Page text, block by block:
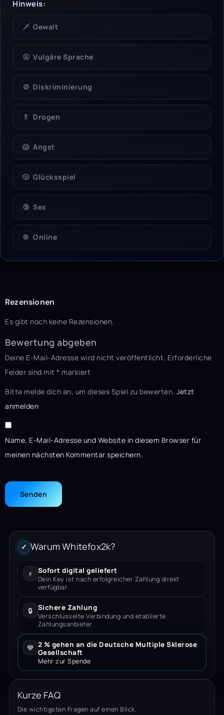
Hinweis:
🗡️ Gewalt
🤬 Vulgäre Sprache
🚫 Diskriminierung
💊 Drogen
😱 Angst
🎲 Glücksspiel
🔞 Sex
🌐 Online
Rezensionen
Es gibt noch keine Rezensionen.
Bewertung abgeben
Deine E-Mail-Adresse wird nicht veröffentlicht. Erforderliche
Felder sind mit * markiert
Bitte melde dich an, um dieses Spiel zu bewerten. Jetzt
anmelden
Name, E-Mail-Adresse und Website in diesem Browser für
meinen nächsten Kommentar speichern.
✓ Warum Whitefox2k?
⚡ Sofort digital geliefert
Dein Key ist nach erfolgreicher Zahlung direkt
verfügbar.
🔒 Sichere Zahlung
Verschlüsselte Verbindung und etablierte
Zahlungsanbieter.
💙 2 % gehen an die Deutsche Multiple Sklerose
Gesellschaft
Mehr zur Spende
Kurze FAQ
Die wichtigsten Fragen auf einen Blick.